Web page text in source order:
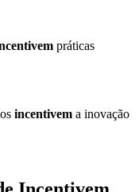
práticas
incentivem a inovação